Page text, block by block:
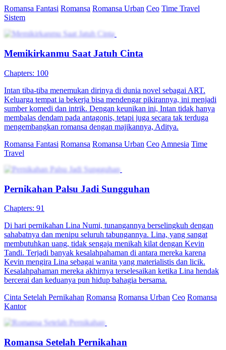
Romansa Fantasi Romansa Romansa Urban Ceo Time Travel
Sistem
Memikirkanmu Saat Jatuh Cinta
Chapters: 100
Intan tiba-tiba menemukan dirinya di dunia novel sebagai ART.
Keluarga tempat ia bekerja bisa mendengar pikirannya, ini menjadi
sumber komedi dan intrik. Dengan keunikan ini, Intan tidak hanya
membalas dendam pada antagonis, tetapi juga secara tak terduga
mengembangkan romansa dengan majikannya, Aditya.
Romansa Fantasi Romansa Romansa Urban Ceo Amnesia Time
Travel
Pernikahan Palsu Jadi Sungguhan
Chapters: 91
Di hari pernikahan Lina Numi, tunangannya berselingkuh dengan
sahabatnya dan menipu seluruh tabungannya. Lina, yang sangat
membutuhkan uang, tidak sengaja menikah kilat dengan Kevin
Tandi. Terjadi banyak kesalahpahaman di antara mereka karena
Kevin mengira Lina sebagai wanita yang materialistis dan licik.
Kesalahpahaman mereka akhirnya terselesaikan ketika Lina hendak
bercerai dan keduanya pun hidup bahagia bersama.
Cinta Setelah Pernikahan Romansa Romansa Urban Ceo Romansa
Kantor
Romansa Setelah Pernikahan